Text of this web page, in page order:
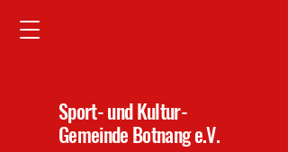
Sport- und Kultur-
Gemeinde Botnang e.V.